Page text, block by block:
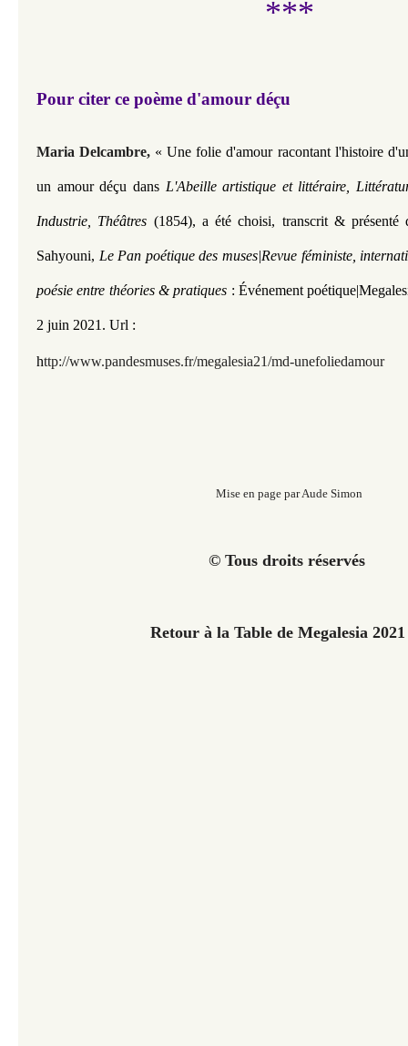
***
Pour citer ce poème d'amour déçu
Maria Delcambre, « Une folie d'amour racontant l'histoire
un amour déçu dans L'Abeille artistique et littéraire,
Industrie, Théâtres (1854), a été choisi, transcrit & présenté
Sahyouni, Le Pan poétique des muses|Revue féministe,
poésie entre théories & pratiques : Événement
2 juin 2021. Url :
http://www.pandesmuses.fr/megalesia21/md-unefoliedamour
Mise en page par Aude Simon
© Tous droits réservés
Retour à la Table de Megalesia